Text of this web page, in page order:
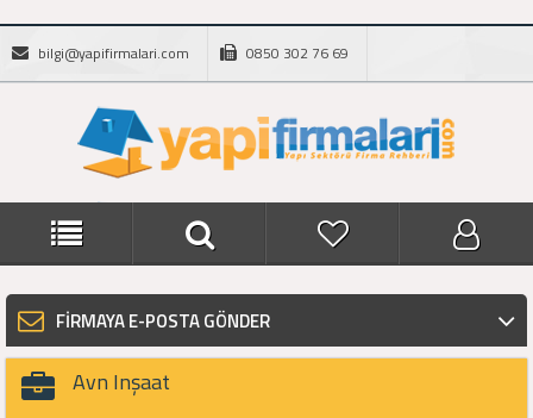
bilgi@yapifirmalari.com 0850 302 76 69
FİRMAYA E-POSTA GÖNDER
Avn Inşaat